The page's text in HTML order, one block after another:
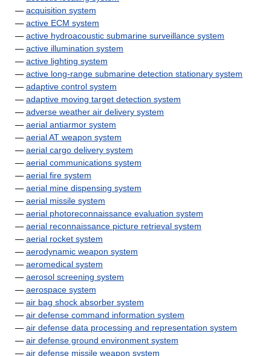
— acquisition system
— active ECM system
— active hydroacoustic submarine surveillance system
— active illumination system
— active lighting system
— active long-range submarine detection stationary system
— adaptive control system
— adaptive moving target detection system
— adverse weather air delivery system
— aerial antiarmor system
— aerial AT weapon system
— aerial cargo delivery system
— aerial communications system
— aerial fire system
— aerial mine dispensing system
— aerial missile system
— aerial photoreconnaissance evaluation system
— aerial reconnaissance picture retrieval system
— aerial rocket system
— aerodynamic weapon system
— aeromedical system
— aerosol screening system
— aerospace system
— air bag shock absorber system
— air defense command information system
— air defense data processing and representation system
— air defense ground environment system
— air defense missile weapon system